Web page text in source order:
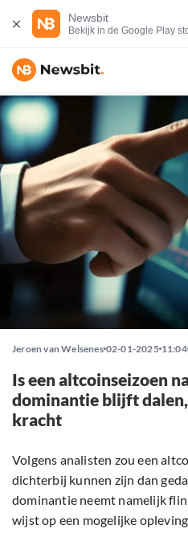
Newsbit
Bekijk in de Google Play
Jeroen van Welsenes 02-01-2025 11:04
Is een altcoinseizoen
dominantie blijft
kracht
Volgens analisten zou een
dichterbij kunnen zijn dan
dominantie neemt namelijk
wijst op een mogelijke